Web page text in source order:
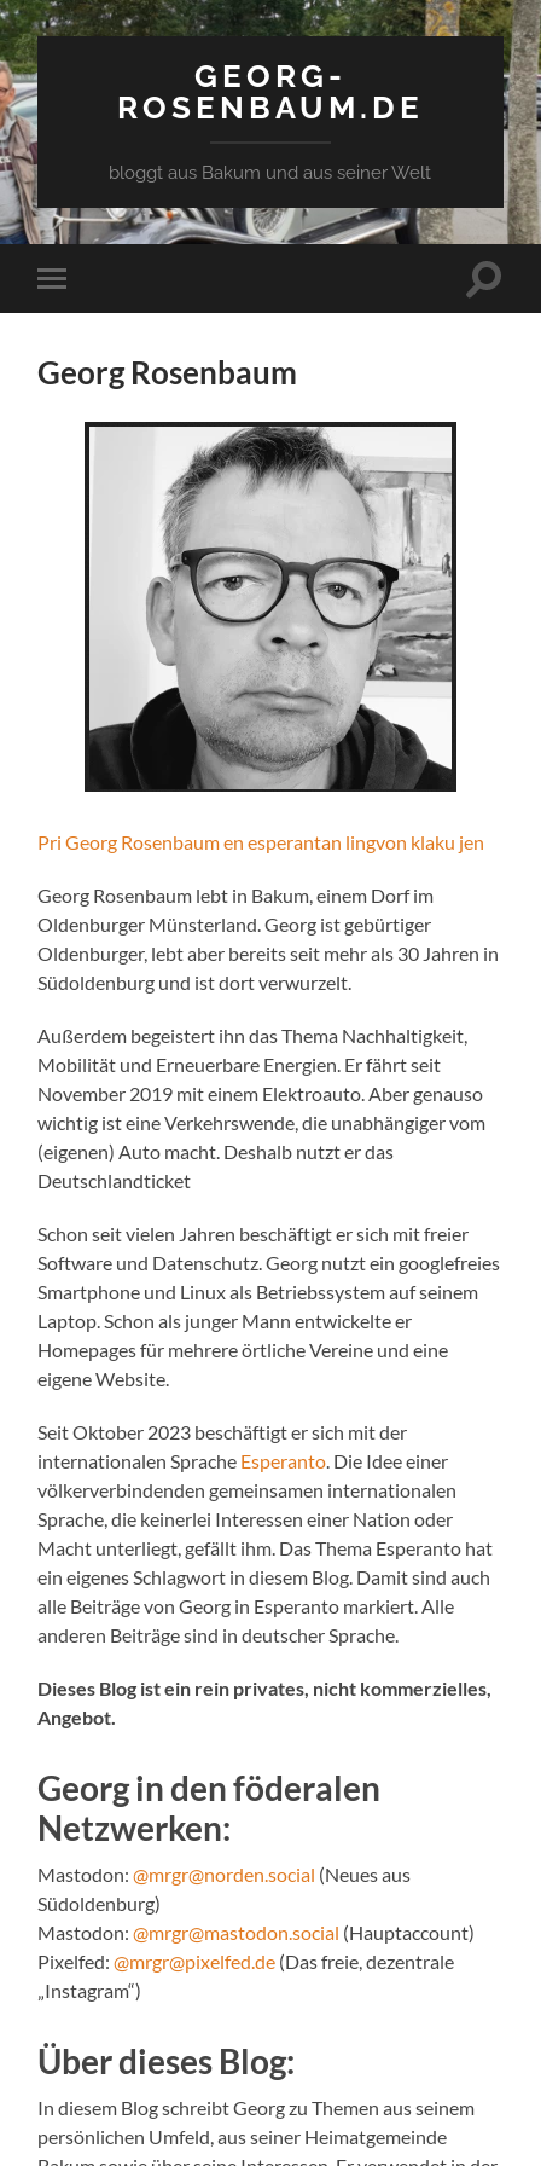
GEORG-
ROSENBAUM.DE
bloggt aus Bakum und aus seiner Welt
Toggle
mobile
Toggle
Georg Rosenbaum
Pri Georg Rosenbaum en esperantan lingvon klaku jen
Georg Rosenbaum lebt in Bakum, einem Dorf im
Oldenburger Münsterland. Georg ist gebürtiger
Oldenburger, lebt aber bereits seit mehr als 30 Jahren in
Südoldenburg und ist dort verwurzelt.
Außerdem begeistert ihn das Thema Nachhaltigkeit,
Mobilität und Erneuerbare Energien. Er fährt seit
November 2019 mit einem Elektroauto. Aber genauso
wichtig ist eine Verkehrswende, die unabhängiger vom
(eigenen) Auto macht. Deshalb nutzt er das
Deutschlandticket
Schon seit vielen Jahren beschäftigt er sich mit freier
Software und Datenschutz. Georg nutzt ein googlefreies
Smartphone und Linux als Betriebssystem auf seinem
Laptop. Schon als junger Mann entwickelte er
Homepages für mehrere örtliche Vereine und eine
eigene Website.
Seit Oktober 2023 beschäftigt er sich mit der
internationalen Sprache Esperanto . Die Idee einer
völkerverbindenden gemeinsamen internationalen
Sprache, die keinerlei Interessen einer Nation oder
Macht unterliegt, gefällt ihm. Das Thema Esperanto hat
ein eigenes Schlagwort in diesem Blog. Damit sind auch
alle Beiträge von Georg in Esperanto markiert. Alle
anderen Beiträge sind in deutscher Sprache.
Dieses Blog ist ein rein privates, nicht kommerzielles,
Angebot.
Georg in den föderalen
Netzwerken:
Mastodon:@mrgr@norden.social (Neues aus
Südoldenburg)
Mastodon:@mrgr@mastodon.social (Hauptaccount)
Pixelfed:@mrgr@pixelfed.de (Das freie, dezentrale
„Instagram“)
Über dieses Blog:
In diesem Blog schreibt Georg zu Themen aus seinem
persönlichen Umfeld, aus seiner Heimatgemeinde